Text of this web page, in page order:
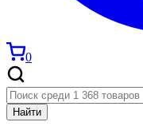
0
Найти